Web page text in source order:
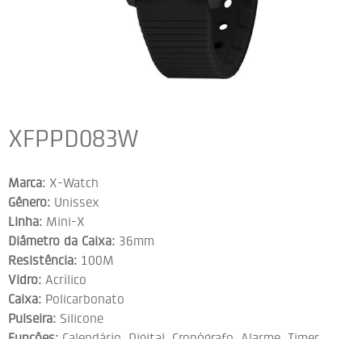
XFPPD083W
Marca: X-Watch
Gênero: Unissex
Linha: Mini-X
Diâmetro da Caixa: 36mm
Resistência: 100M
Vidro: Acrílico
Caixa: Policarbonato
Pulseira: Silicone